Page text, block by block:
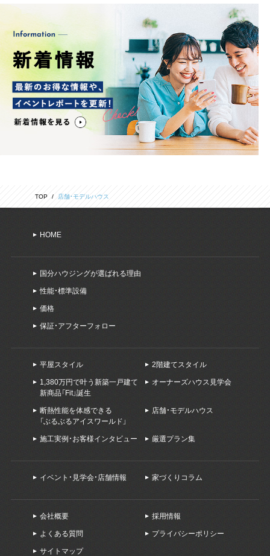
TOP 店舗・モデルハウス
HOME
国分ハウジングが選ばれる理由
性能・標準設備
価格
保証・アフターフォロー
平屋スタイル 2階建てスタイル
1,380万円で叶う新築一戸建て
新商品「Fit」誕生
オーナーズハウス見学会
断熱性能を体感できる
「ぶるぶるアイスワールド」
店舗・モデルハウス
施工実例・お客様インタビュー 厳選プラン集
イベント・見学会・店舗情報 家づくりコラム
会社概要 採用情報
よくある質問 プライバシーポリシー
サイトマップ